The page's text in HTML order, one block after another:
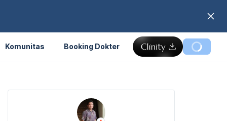
Komunitas Booking Dokter